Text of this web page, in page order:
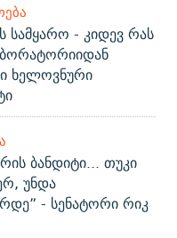
სამყარო - კიდევ რას
ხელოვნური
ბანდიტი... თუკი
უნდა
- სენატორი რიკ